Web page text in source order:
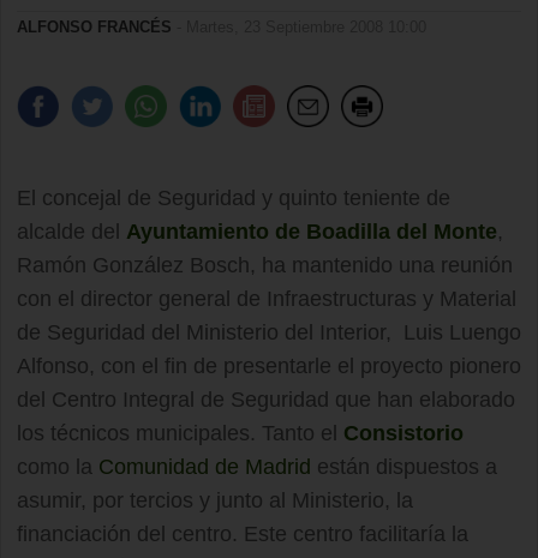
ALFONSO FRANCÉS
El concejal de Seguridad y quinto teniente de
alcalde del Ayuntamiento de Boadilla del Monte,
Ramón González Bosch, ha mantenido una reunión
con el director general de Infraestructuras y Material
de Seguridad del Ministerio del Interior, Luis Luengo
Alfonso, con el fin de presentarle el proyecto pionero
del Centro Integral de Seguridad que han elaborado
los técnicos municipales. Tanto el Consistorio
como la Comunidad de Madrid están dispuestos a
asumir, por tercios y junto al Ministerio, la
financiación del centro. Este centro facilitaría la